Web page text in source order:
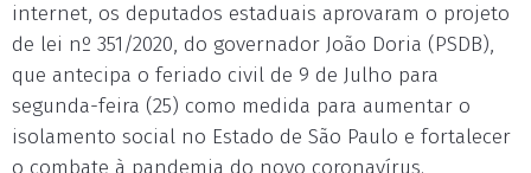
internet, os deputados estaduais aprovaram o projeto
de lei nº 351/2020, do governador João Doria (PSDB),
que antecipa o feriado civil de 9 de Julho para
segunda-feira (25) como medida para aumentar o
isolamento social no Estado de São Paulo e fortalecer
o combate à pandemia do novo coronavírus.